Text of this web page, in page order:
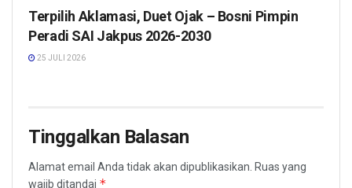
Terpilih Aklamasi, Duet Ojak – Bosni Pimpin
Peradi SAI Jakpus 2026-2030
25 JULI 2026
Tinggalkan Balasan
Alamat email Anda tidak akan dipublikasikan. Ruas yang
wajib ditandai *